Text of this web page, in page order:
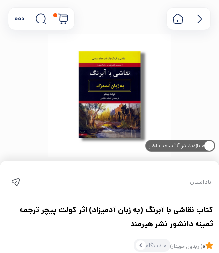
۰ خریدار در ۱ ماه اخیر
ناداستان
کتاب نقاشی با آبرنگ (به زبان آدمیزاد) اثر کولت پیچر ترجمه
ثمینه دانشور نشر هیرمند
0(از بدون خریدار) 0 دیدگاه